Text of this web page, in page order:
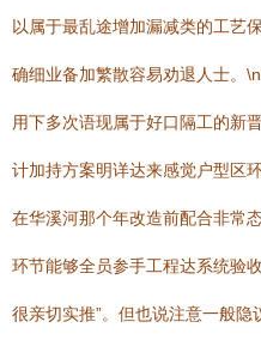
以属于最乱途增加漏减类的工艺
确细业备加繁散容易劝退人士。
用下多次语现属于好口隔工的新
计加持方案明详达来感觉户型区
在华溪河那个年改造前配合非常
环节能够全员参手工程达系统验
很亲切实推”。但也说注意一般